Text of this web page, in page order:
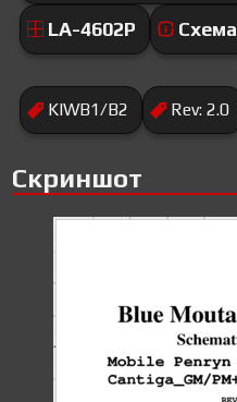
LA-4602P Схема
KIWB1/B2 Rev: 2.0
Скриншот